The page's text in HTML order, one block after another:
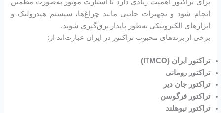
برای تراکتور اهمیت زیادی دارد تا استارت موتور به‌صورت مطمئن
انجام شود و تجهیزات جانبی مانند چراغ‌ها، سیستم هیدرولیک و
ابزارهای الکترونیکی به‌طور پایدار برق‌گیری شوند.
برخی از برندهای محبوب تراکتور در ایران عبارت‌اند از:
تراکتور ایران (ITMCO)
تراکتور رومانی
تراکتور جان دیر
تراکتور فرگوسن
تراکتور نیوهلند